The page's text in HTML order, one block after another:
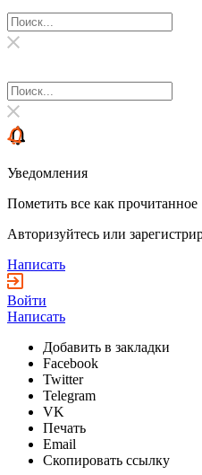
Уведомления
Пометить все как прочитанное
Авторизуйтесь или
Написать
Войти
Написать
Добавить в закладки
Facebook
Twitter
Telegram
VK
Печать
Email
Скопировать ссылку